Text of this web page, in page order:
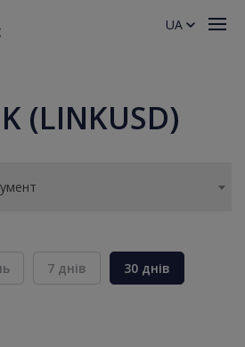
(LINKUSD)
7 днів 30 днів
UA